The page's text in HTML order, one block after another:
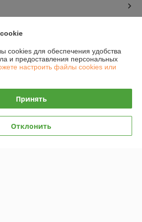
cookies
cookies для обеспечения удобства
и предоставления персональных
настроить файлы cookies или
Принять
Отклонить